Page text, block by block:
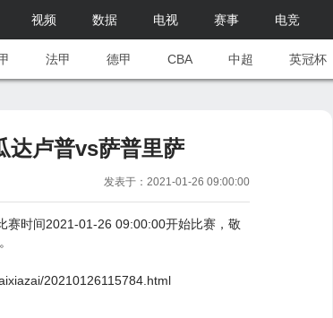
视频 数据 电视 赛事 电竞
法甲 德甲 CBA 中超 英冠杯
达卢普vs萨普里萨
发表于：2021-01-26 09:00:00
赛时间2021-01-26 09:00:00开始比赛，敬
20210126115784.html